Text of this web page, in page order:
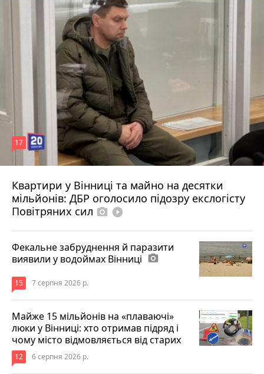
Квартири у Вінниці та майно на десятки
мільйонів: ДБР оголосило підозру екслогісту
Повітряних сил photo_camera play_circle_filled
17
6 серпня 2026 р.
Фекальне забруднення й паразити
виявили у водоймах Вінниці photo_camera
15 7 серпня 2026 р.
Майже 15 мільйонів на «плаваючі»
люки у Вінниці: хто отримав підряд і
чому місто відмовляється від старих
12 6 серпня 2026 р.